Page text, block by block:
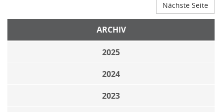
Nächste Seite
ARCHIV
2025
2024
2023